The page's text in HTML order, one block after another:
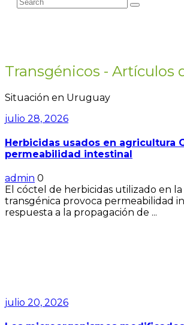
Transgénicos - Artículos
Situación en Uruguay
julio 28, 2026
Herbicidas usados en agricultura
permeabilidad intestinal
admin 0
El cóctel de herbicidas utilizado en
transgénica provoca permeabilidad
respuesta a la propagación de ...
julio 20, 2026